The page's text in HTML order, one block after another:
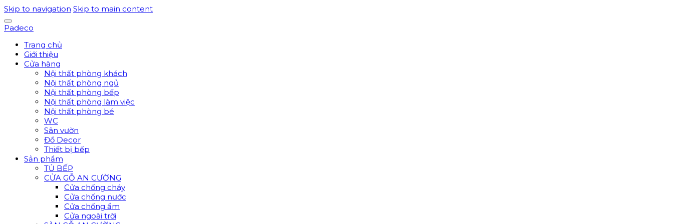
Skip to navigation Skip to main content
Padeco
Trang chủ
Giới thiệu
Cửa hàng
Nội thất phòng khách
Nội thất phòng ngủ
Nội thất phòng bếp
Nội thất phòng làm việc
Nội thất phòng bé
WC
Sân vườn
Đồ Decor
Thiết bị bếp
Sản phẩm
TỦ BẾP
CỬA GỖ AN CƯỜNG
Cửa chống cháy
Cửa chống nước
Cửa chống ẩm
Cửa ngoài trời